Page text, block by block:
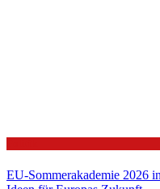
EU-Sommerakademie 2026